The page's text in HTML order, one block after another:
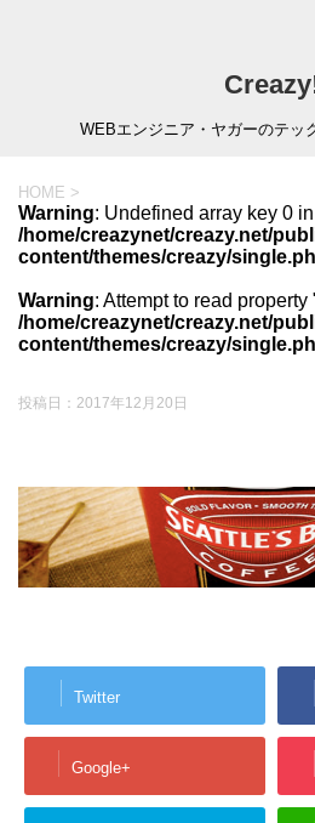
WEBエンジニア・ヤガーのテッ
HOME >
Warning: Undefined array key 0 in
/home/creazynet/creazy.net/
content/themes/creazy/
Warning: Attempt to read
/home/creazynet/creazy.net/
content/themes/creazy/
投稿日： 2017年12月20日
Twitter
Google+